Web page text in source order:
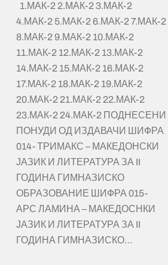
1.МАК-2 2.МАК-2 3.МАК-2
4.МАК-2 5.МАК-2 6.МАК-2 7.МАК-2
8.МАК-2 9.МАК-2 10.МАК-2
11.МАК-2 12.МАК-2 13.МАК-2
14.МАК-2 15.МАК-2 16.МАК-2
17.МАК-2 18.МАК-2 19.МАК-2
20.МАК-2 21.МАК-2 22.МАК-2
23.МАК-2 24.МАК-2 ПОДНЕСЕНИ
ПОНУДИ ОД ИЗДАВАЧИ ШИФРА
014- ТРИМАКС – МАКЕДОНСКИ
ЈАЗИК И ЛИТЕРАТУРА ЗА II
ГОДИНА ГИМНАЗИСКО
ОБРАЗОВАНИЕ ШИФРА 015-
АРС ЛАМИНА – МАКЕДОСНКИ
ЈАЗИК И ЛИТЕРАТУРА ЗА II
ГОДИНА ГИМНАЗИСКО…